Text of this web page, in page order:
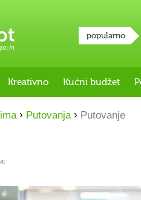
popularno
Kreativno Kućni budžet
› Putovanja › Putovanje